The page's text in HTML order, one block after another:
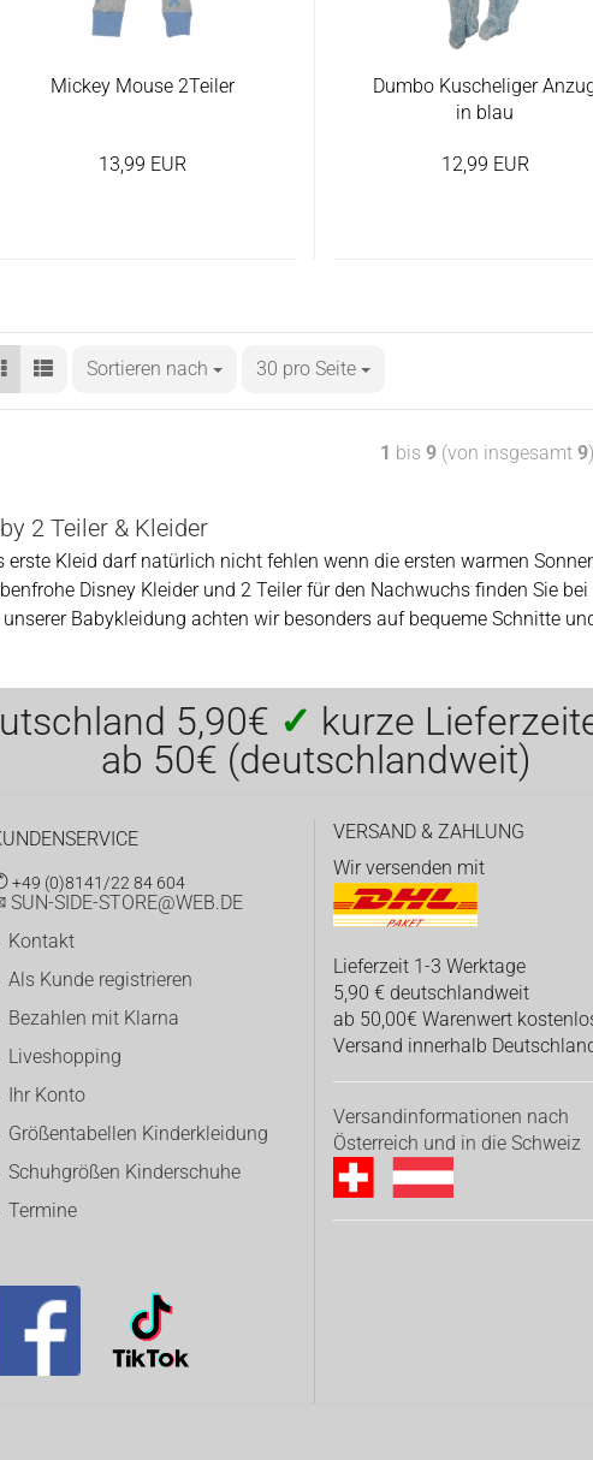
Mickey Mouse 2Teiler
13,99 EUR
Dumbo Kuscheliger
in blau
12,99 EUR
Sortieren nach 30 pro Seite
1 bis 9(von insgesamt 9)
2 Teiler & Kleider
erste Kleid darf natürlich nicht fehlen wenn die ersten warmen
Disney Kleider und 2 Teiler für den Nachwuchs finden Sie
unserer Babykleidung achten wir besonders auf bequeme Schnitte
5,90€ ✓ kurze
ab 50€ (deutschlandweit)
+49 (0)8141/22 84 604
SUN-SIDE-STORE@WEB.DE
Kontakt
Als Kunde registrieren
Bezahlen mit Klarna
Liveshopping
Ihr Konto
Größentabellen Kinderkleidung
Schuhgrößen Kinderschuhe
Termine
VERSAND & ZAHLUNG
Wir versenden mit
Lieferzeit 1-3 Werktage
5,90 € deutschlandweit
ab 50,00€ Warenwert
Versand innerhalb
Versandinformationen nach
Österreich und in die Schweiz